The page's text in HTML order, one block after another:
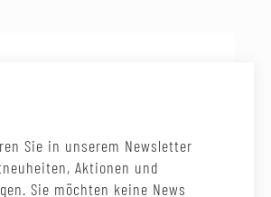
Sie in unserem Newsletter
Aktionen und
Sie möchten keine News